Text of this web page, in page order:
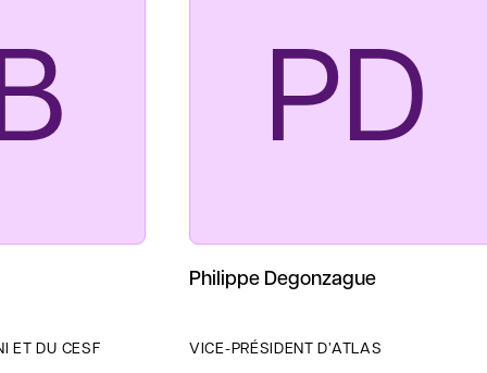
ET DU CESF
PD
Philippe Degonzague
VICE-PRÉSIDENT D’ATLAS